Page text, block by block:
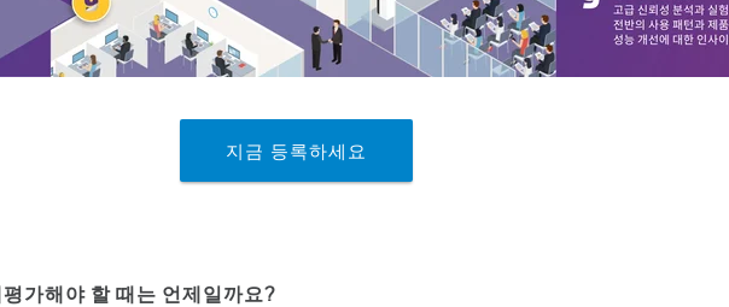
지금 등록하세요
가해야 할 때는 언제일까요?